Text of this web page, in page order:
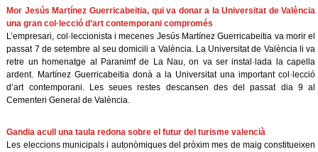
Mor Jesús Martínez Guerricabeitia, qui va donar a la Universitat de València
una gran col·lecció d’art contemporani compromés
L’empresari, col·leccionista i mecenes Jesús Martínez Guerricabeitia va morir el
passat 7 de setembre al seu domicili a València. La Universitat de València li va
retre un homenatge al Paranimf de La Nau, on va ser instal·lada la capella
ardent. Martínez Guerricabeitia donà a la Universitat una important col·lecció
d’art contemporani. Les seues restes descansen des del passat dia 9 al
Cementeri General de València.
Gandia acull una taula redona sobre el futur del turisme valencià
Les eleccions municipals i autonòmiques del pròxim mes de maig constitueixen